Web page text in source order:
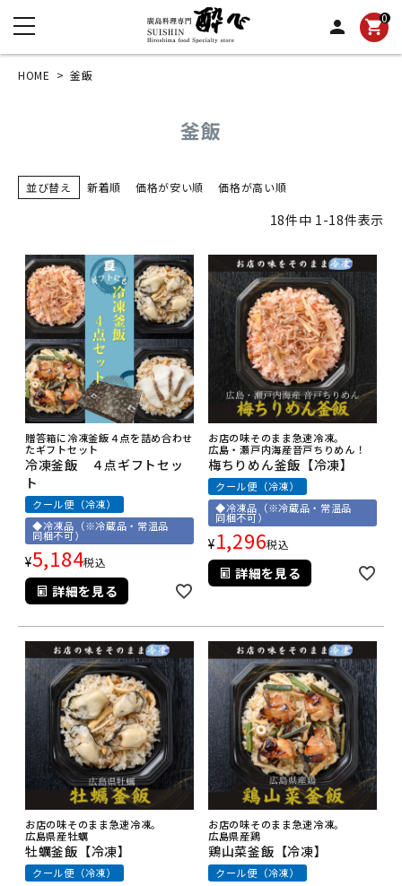
person 0
shopping_cart
HOME 釜飯
釜飯
並び替え 新着順 価格が安い順 価格が高い順
18件中 1-18件表示
贈答箱に冷凍釜飯４点を詰め合わせ
たギフトセット
冷凍釜飯 ４点ギフトセッ
ト
クール便（冷凍）
◆冷凍品（※冷蔵品・常温品
同梱不可）
¥5,184税込
詳細を見る
お店の味そのまま急速冷凍。
広島・瀬戸内海産音戸ちりめん！
梅ちりめん釜飯【冷凍】
クール便（冷凍）
◆冷凍品（※冷蔵品・常温品
同梱不可）
¥1,296税込
詳細を見る
お店の味そのまま急速冷凍。
広島県産牡蠣
牡蠣釜飯【冷凍】
クール便（冷凍）
お店の味そのまま急速冷凍。
広島県産鶏
鶏山菜釜飯【冷凍】
クール便（冷凍）